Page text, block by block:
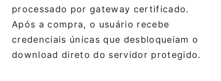
processado por gateway certificado.
Após a compra, o usuário recebe
credenciais únicas que desbloqueiam o
download direto do servidor protegido.